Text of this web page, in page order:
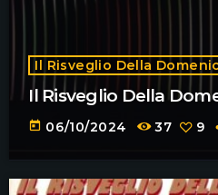
Il Risveglio Della
Il Risveglio Della
today 06/10/2024 37 9